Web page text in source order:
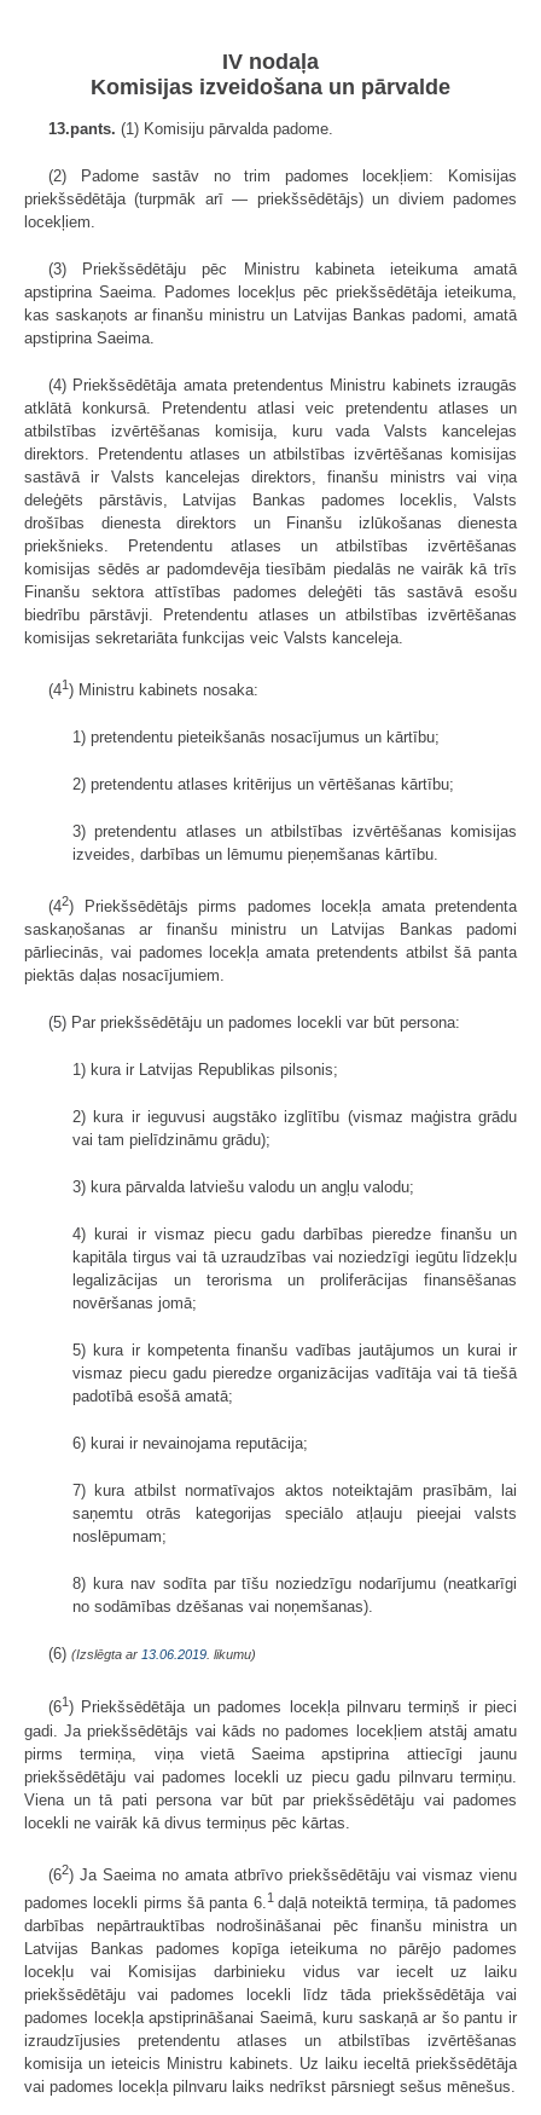
IV nodaļa
Komisijas izveidošana un pārvalde
13.pants. (1) Komisiju pārvalda padome.
(2) Padome sastāv no trim padomes locekļiem: Komisijas
priekšsēdētāja (turpmāk arī — priekšsēdētājs) un diviem padomes
locekļiem.
(3) Priekšsēdētāju pēc Ministru kabineta ieteikuma amatā
apstiprina Saeima. Padomes locekļus pēc priekšsēdētāja ieteikuma,
kas saskaņots ar finanšu ministru un Latvijas Bankas padomi, amatā
apstiprina Saeima.
(4) Priekšsēdētāja amata pretendentus Ministru kabinets izraugās
atklātā konkursā. Pretendentu atlasi veic pretendentu atlases un
atbilstības izvērtēšanas komisija, kuru vada Valsts kancelejas
direktors. Pretendentu atlases un atbilstības izvērtēšanas komisijas
sastāvā ir Valsts kancelejas direktors, finanšu ministrs vai viņa
deleģēts pārstāvis, Latvijas Bankas padomes loceklis, Valsts
drošības dienesta direktors un Finanšu izlūkošanas dienesta
priekšnieks. Pretendentu atlases un atbilstības izvērtēšanas
komisijas sēdēs ar padomdevēja tiesībām piedalās ne vairāk kā trīs
Finanšu sektora attīstības padomes deleģēti tās sastāvā esošu
biedrību pārstāvji. Pretendentu atlases un atbilstības izvērtēšanas
komisijas sekretariāta funkcijas veic Valsts kanceleja.
(41) Ministru kabinets nosaka:
1) pretendentu pieteikšanās nosacījumus un kārtību;
2) pretendentu atlases kritērijus un vērtēšanas kārtību;
3) pretendentu atlases un atbilstības izvērtēšanas komisijas
izveides, darbības un lēmumu pieņemšanas kārtību.
(42) Priekšsēdētājs pirms padomes locekļa amata pretendenta
saskaņošanas ar finanšu ministru un Latvijas Bankas padomi
pārliecinās, vai padomes locekļa amata pretendents atbilst šā panta
piektās daļas nosacījumiem.
(5) Par priekšsēdētāju un padomes locekli var būt persona:
1) kura ir Latvijas Republikas pilsonis;
2) kura ir ieguvusi augstāko izglītību (vismaz maģistra grādu
vai tam pielīdzināmu grādu);
3) kura pārvalda latviešu valodu un angļu valodu;
4) kurai ir vismaz piecu gadu darbības pieredze finanšu un
kapitāla tirgus vai tā uzraudzības vai noziedzīgi iegūtu līdzekļu
legalizācijas un terorisma un proliferācijas finansēšanas
novēršanas jomā;
5) kura ir kompetenta finanšu vadības jautājumos un kurai ir
vismaz piecu gadu pieredze organizācijas vadītāja vai tā tiešā
padotībā esošā amatā;
6) kurai ir nevainojama reputācija;
7) kura atbilst normatīvajos aktos noteiktajām prasībām, lai
saņemtu otrās kategorijas speciālo atļauju pieejai valsts
noslēpumam;
8) kura nav sodīta par tīšu noziedzīgu nodarījumu (neatkarīgi
no sodāmības dzēšanas vai noņemšanas).
(6) (Izslēgta ar 13.06.2019 . likumu)
(61 ) Priekšsēdētāja un padomes locekļa pilnvaru termiņš ir pieci
gadi. Ja priekšsēdētājs vai kāds no padomes locekļiem atstāj amatu
pirms termiņa, viņa vietā Saeima apstiprina attiecīgi jaunu
priekšsēdētāju vai padomes locekli uz piecu gadu pilnvaru termiņu.
Viena un tā pati persona var būt par priekšsēdētāju vai padomes
locekli ne vairāk kā divus termiņus pēc kārtas.
(62) Ja Saeima no amata atbrīvo priekšsēdētāju vai vismaz vienu
padomes locekli pirms šā panta 6.1 daļā noteiktā termiņa, tā padomes
darbības nepārtrauktības nodrošināšanai pēc finanšu ministra un
Latvijas Bankas padomes kopīga ieteikuma no pārējo padomes
locekļu vai Komisijas darbinieku vidus var iecelt uz laiku
priekšsēdētāju vai padomes locekli līdz tāda priekšsēdētāja vai
padomes locekļa apstiprināšanai Saeimā, kuru saskaņā ar šo pantu ir
izraudzījusies pretendentu atlases un atbilstības izvērtēšanas
komisija un ieteicis Ministru kabinets. Uz laiku ieceltā priekšsēdētāja
vai padomes locekļa pilnvaru laiks nedrīkst pārsniegt sešus mēnešus.